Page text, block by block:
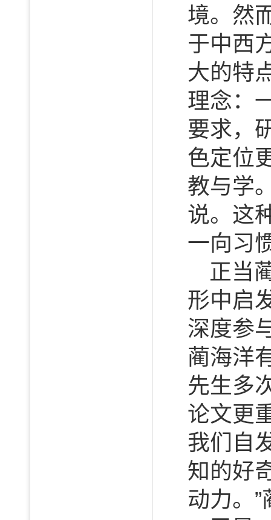
境。然
于中西
大的特
理念：
要求，
色定位
教与学
说。这
一向习
正当
形中启
深度参
蔺海洋
先生多
论文更
我们自
知的好
动力。